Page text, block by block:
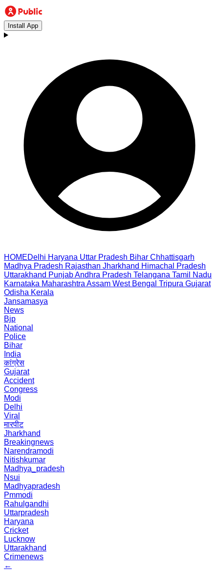
Install App
HOMEDelhi Haryana Uttar Pradesh Bihar Chhattisgarh
Madhya Pradesh Rajasthan Jharkhand Himachal Pradesh
Uttarakhand PunjabAndhra Pradesh Telangana Tamil Nadu
Karnataka Maharashtra Assam West Bengal Tripura Gujarat
Odisha Kerala
Jansamasya
News
Bjp
National
Police
Bihar
India
कांग्रेस
Gujarat
Accident
Congress
Modi
Delhi
Viral
मारपीट
Jharkhand
Breakingnews
Narendramodi
Nitishkumar
Madhya_pradesh
Nsui
Madhyapradesh
Pmmodi
Rahulgandhi
Uttarpradesh
Haryana
Cricket
Lucknow
Uttarakhand
Crimenews
←